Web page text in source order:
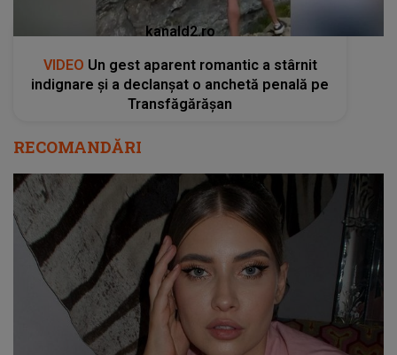
kanald2.ro
VIDEO Un gest aparent romantic a stârnit
indignare și a declanșat o anchetă penală pe
Transfăgărășan
RECOMANDĂRI